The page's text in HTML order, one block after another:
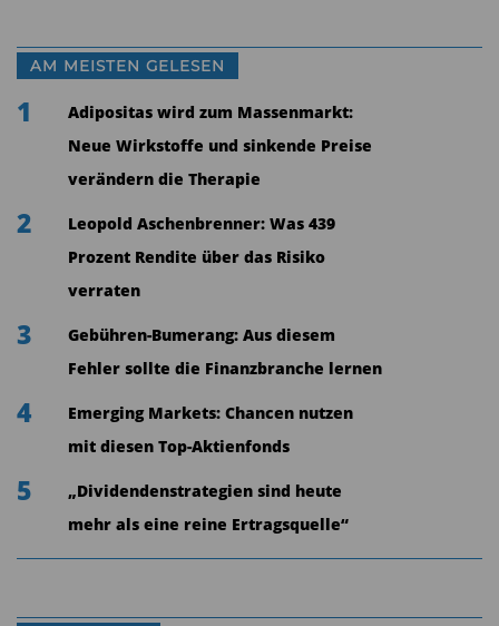
AM MEISTEN GELESEN
1
Adipositas wird zum Massenmarkt:
Neue Wirkstoffe und sinkende Preise
verändern die Therapie
2
Leopold Aschenbrenner: Was 439
Prozent Rendite über das Risiko
verraten
3
Gebühren-Bumerang: Aus diesem
Fehler sollte die Finanzbranche lernen
4
Emerging Markets: Chancen nutzen
mit diesen Top-Aktienfonds
5
„Dividendenstrategien sind heute
mehr als eine reine Ertragsquelle“